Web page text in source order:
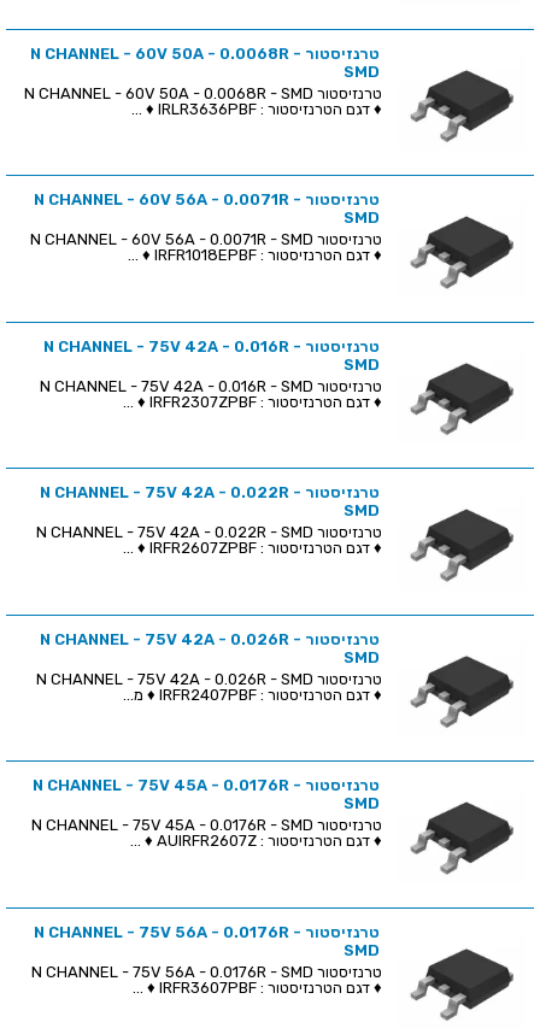
טרנזיסטור N CHANNEL - 60V 50A - 0.0068R -
SMD
♦ דגם הטרנזיסטור : IRLR3636PBF ♦ ...
טרנזיסטור N CHANNEL - 60V 56A - 0.0071R -
SMD
♦ דגם הטרנזיסטור : IRFR1018EPBF ♦ ...
טרנזיסטור N CHANNEL - 75V 42A - 0.016R -
SMD
♦ דגם הטרנזיסטור : IRFR2307ZPBF ♦ ...
טרנזיסטור N CHANNEL - 75V 42A - 0.022R -
SMD
♦ דגם הטרנזיסטור : IRFR2607ZPBF ♦ ...
טרנזיסטור N CHANNEL - 75V 42A - 0.026R -
SMD
♦ דגם הטרנזיסטור : IRFR2407PBF ♦ מ...
טרנזיסטור N CHANNEL - 75V 45A - 0.0176R -
SMD
♦ דגם הטרנזיסטור : AUIRFR2607Z ♦ ...
טרנזיסטור N CHANNEL - 75V 56A - 0.0176R -
SMD
♦ דגם הטרנזיסטור : IRFR3607PBF ♦ ...